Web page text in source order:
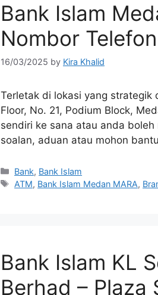
Bank Islam
Nombor
16/03/2025 by Kira Khalid
Terletak di lokasi yang strategik
Floor, No. 21, Podium Block,
sendiri ke sana atau anda
soalan, aduan atau mohon
Categories
Bank, Bank Islam
Tags
ATM, Bank Islam Medan MARA,
Bank Islam KL
Berhad – Plaza